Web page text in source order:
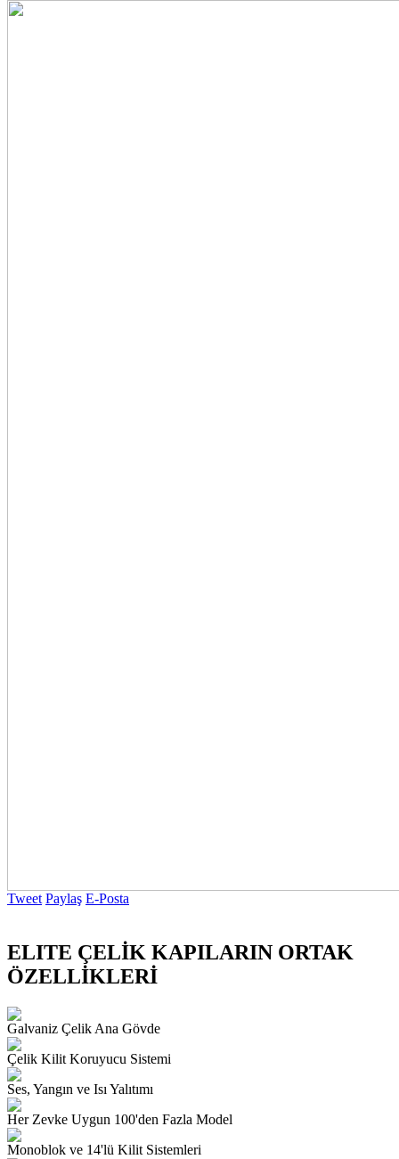
Tweet Paylaş E-Posta
ELITE ÇELİK KAPILARIN ORTAK
ÖZELLİKLERİ
Galvaniz Çelik Ana Gövde
Çelik Kilit Koruyucu Sistemi
Ses, Yangın ve Isı Yalıtımı
Her Zevke Uygun 100'den Fazla Model
Monoblok ve 14'lü Kilit Sistemleri